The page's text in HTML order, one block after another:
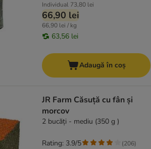
Individual 73,80 lei
66,90 lei
66,90 lei / kg
63,56 lei
Adaugă în coș
JR Farm Căsuță cu fân și
morcov
2 bucăți - mediu (350 g )
Rating: 3.9/5 (206)